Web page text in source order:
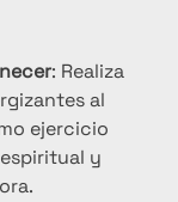
: Realiza
al
ejercicio
y